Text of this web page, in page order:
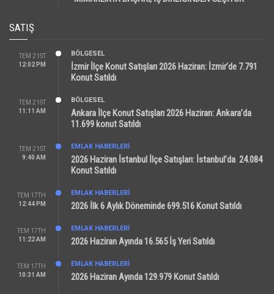
SATIŞ
TEM 21ST
12:02 PM
BÖLGESEL
İzmir İlçe Konut Satışları 2026 Haziran: İzmir’de 7.791
Konut Satıldı
TEM 21ST
11:11 AM
BÖLGESEL
Ankara İlçe Konut Satışları 2026 Haziran: Ankara’da
11.699 konut Satıldı
TEM 21ST
9:40 AM
EMLAK HABERLERI
2026 Haziran İstanbul İlçe Satışları: İstanbul’da 24.084
Konut Satıldı
TEM 17TH
12:44 PM
EMLAK HABERLERI
2026 İlk 6 Aylık Döneminde 699.516 Konut Satıldı
TEM 17TH
11:22 AM
EMLAK HABERLERI
2026 Haziran Ayında 16.565 İş Yeri Satıldı
TEM 17TH
10:31 AM
EMLAK HABERLERI
2026 Haziran Ayında 129.979 Konut Satıldı